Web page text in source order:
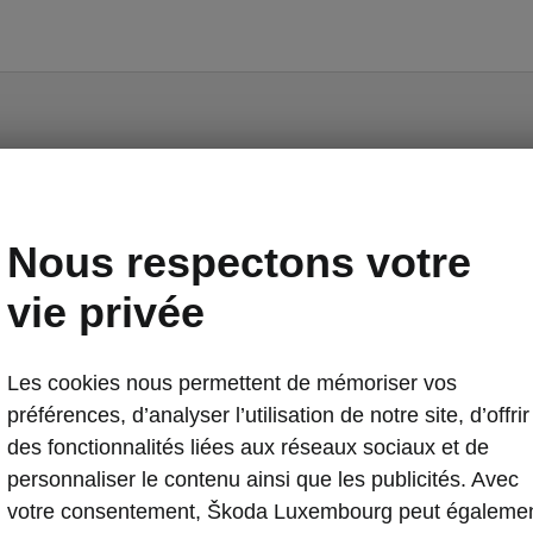
avant et arrière chauffants
chauffant
chauffants
Nous respectons votre
vie privée
Les cookies nous permettent de mémoriser vos
préférences, d’analyser l’utilisation de notre site, d’offrir
des fonctionnalités liées aux réseaux sociaux et de
personnaliser le contenu ainsi que les publicités. Avec
votre consentement, Škoda Luxembourg peut